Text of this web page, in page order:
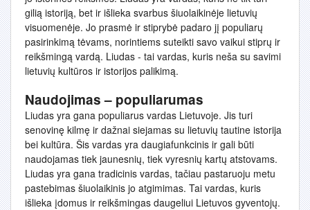
gilią istoriją, bet ir išlieka svarbus šiuolaikinėje lietuvių
visuomenėje. Jo prasmė ir stiprybė padaro jį populiarų
pasirinkimą tėvams, norintiems suteikti savo vaikui stiprų ir
reikšmingą vardą. Liudas - tai vardas, kuris neša su savimi
lietuvių kultūros ir istorijos palikimą.
Naudojimas – populiarumas
Liudas yra gana populiarus vardas Lietuvoje. Jis turi
senovinę kilmę ir dažnai siejamas su lietuvių tautine istorija
bei kultūra. Šis vardas yra daugiafunkcinis ir gali būti
naudojamas tiek jaunesnių, tiek vyresnių kartų atstovams.
Liudas yra gana tradicinis vardas, tačiau pastaruoju metu
pastebimas šiuolaikinis jo atgimimas. Tai vardas, kuris
išlieka įdomus ir reikšmingas daugeliui Lietuvos gyventojų.